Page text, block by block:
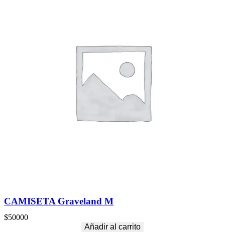
CAMISETA Graveland M
$50000
Añadir al carrito